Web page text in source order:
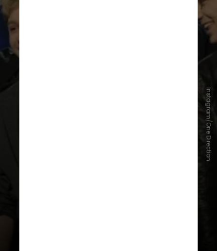
Instagram/One Direction